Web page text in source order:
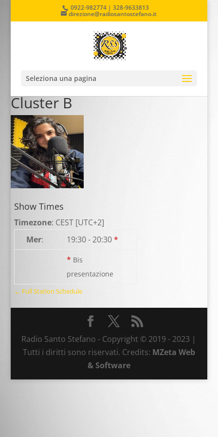
0922-982774 | 328-9633813
direzione@radiosantostefano.it
Seleziona una pagina
Cluster B
Show Times
Timezone: CEST [UTC+2]
Mer: 19:30-20:30*
* Bis
presentazione
← Full Station Schedule
Radio Santo Stefano - Copyright © 2019 - 2023 |
Tutti i diritti sono riservati. Credits: MZeta Web
& Software